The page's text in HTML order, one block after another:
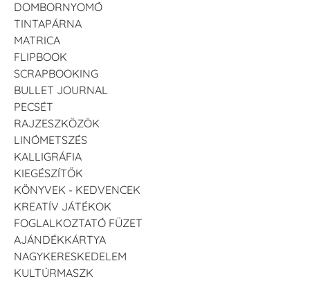
DOMBORNYOMÓ
TINTAPÁRNA
MATRICA
FLIPBOOK
SCRAPBOOKING
BULLET JOURNAL
PECSÉT
RAJZESZKÖZÖK
LINÓMETSZÉS
KALLIGRÁFIA
KIEGÉSZÍTŐK
KÖNYVEK - KEDVENCEK
KREATÍV JÁTÉKOK
FOGLALKOZTATÓ FÜZET
AJÁNDÉKKÁRTYA
NAGYKERESKEDELEM
KULTÚRMASZK